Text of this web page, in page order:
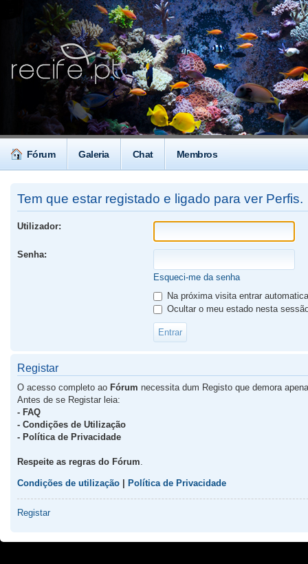
Fórum Galeria Chat Membros
Tem que estar registado e ligado para ver Perfis.
Utilizador:
Senha:
Esqueci-me da senha
Na próxima visita entrar
Ocultar o meu estado nesta
Registar
O acesso completo ao Fórum necessita dum Registo que demora
Antes de se Registar leia:
- FAQ
- Condições de Utilização
- Política de Privacidade
Respeite as regras do Fórum
Condições de utilização Política de Privacidade
Registar